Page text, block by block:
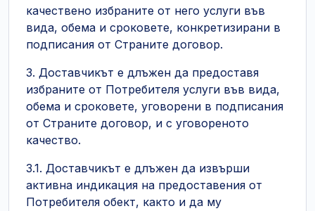
качествено избраните от него услуги във
вида, обема и сроковете, конкретизирани в
подписания от Страните договор.
3. Доставчикът е длъжен да предоставя
избраните от Потребителя услуги във вида,
обема и сроковете, уговорени в подписания
от Страните договор, и с уговореното
качество.
3.1. Доставчикът е длъжен да извърши
активна индикация на предоставения от
Потребителя обект, както и да му